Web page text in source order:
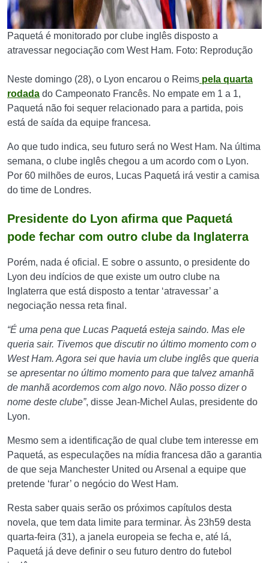
Paquetá é monitorado por clube inglês disposto a
atravessar negociação com West Ham. Foto: Reprodução
Neste domingo (28), o Lyon encarou o Reims pela quarta
rodada do Campeonato Francês. No empate em 1 a 1,
Paquetá não foi sequer relacionado para a partida, pois
está de saída da equipe francesa.
Ao que tudo indica, seu futuro será no West Ham. Na última
semana, o clube inglês chegou a um acordo com o Lyon.
Por 60 milhões de euros, Lucas Paquetá irá vestir a camisa
do time de Londres.
Presidente do Lyon afirma que Paquetá
pode fechar com outro clube da Inglaterra
Porém, nada é oficial. E sobre o assunto, o presidente do
Lyon deu indícios de que existe um outro clube na
Inglaterra que está disposto a tentar ‘atravessar’ a
negociação nessa reta final.
“É uma pena que Lucas Paquetá esteja saindo. Mas ele
queria sair. Tivemos que discutir no último momento com o
West Ham. Agora sei que havia um clube inglês que queria
se apresentar no último momento para que talvez amanhã
de manhã acordemos com algo novo. Não posso dizer o
nome deste clube”, disse Jean-Michel Aulas, presidente do
Lyon.
Mesmo sem a identificação de qual clube tem interesse em
Paquetá, as especulações na mídia francesa dão a garantia
de que seja Manchester United ou Arsenal a equipe que
pretende ‘furar’ o negócio do West Ham.
Resta saber quais serão os próximos capítulos desta
novela, que tem data limite para terminar. Às 23h59 desta
quarta-feira (31), a janela europeia se fecha e, até lá,
Paquetá já deve definir o seu futuro dentro do futebol